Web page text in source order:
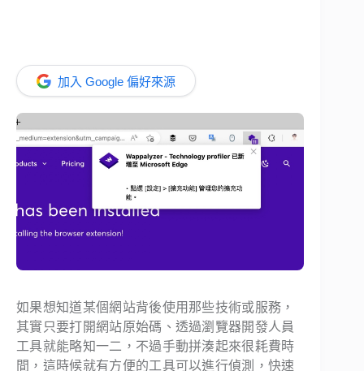
加入 Google 偏好來源
如果想知道某個網站背後使用那些技術或服務，
其實只要打開網站原始碼、透過瀏覽器開發人員
工具就能略知一二，不過手動拼湊起來很耗費時
間，這時候就有方便的工具可以進行偵測，快速